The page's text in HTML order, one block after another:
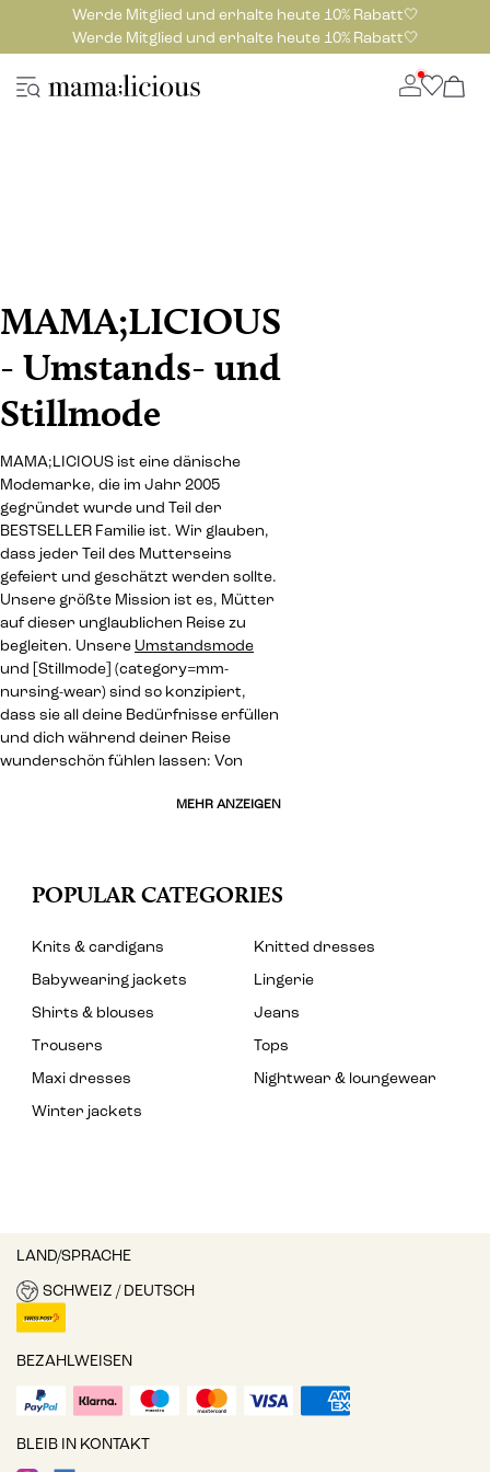
Werde Mitglied und erhalte heute 10% Rabatt🤍
Werde Mitglied und erhalte heute 10% Rabatt🤍
MAMA;LICIOUS
- Umstands- und
Stillmode
MAMA;LICIOUS ist eine dänische
Modemarke, die im Jahr 2005
gegründet wurde und Teil der
BESTSELLER Familie ist. Wir glauben,
dass jeder Teil des Mutterseins
gefeiert und geschätzt werden sollte.
Unsere größte Mission ist es, Mütter
auf dieser unglaublichen Reise zu
begleiten. Unsere Umstandsmode
und [Stillmode] (category=mm-
nursing-wear) sind so konzipiert,
dass sie all deine Bedürfnisse erfüllen
und dich während deiner Reise
wunderschön fühlen lassen: Von
MEHR ANZEIGEN
POPULAR CATEGORIES
Knits & cardigans
Knitted dresses
Babywearing jackets
Lingerie
Shirts & blouses
Jeans
Trousers
Tops
Maxi dresses
Nightwear & loungewear
Winter jackets
LAND/SPRACHE
SCHWEIZ / DEUTSCH
BEZAHLWEISEN
BLEIB IN KONTAKT